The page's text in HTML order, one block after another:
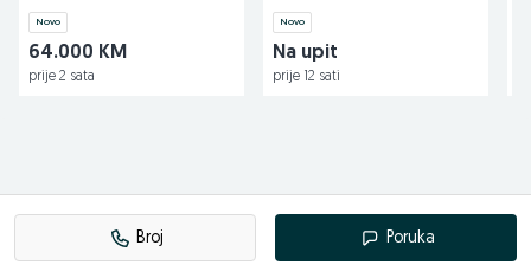
Novo
64.000 KM
prije 2 sata
Novo
Na upit
prije 12 sati
Broj Poruka